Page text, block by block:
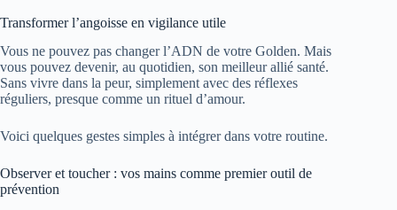
Transformer l’angoisse en vigilance utile
Vous ne pouvez pas changer l’ADN de votre Golden. Mais
vous pouvez devenir, au quotidien, son meilleur allié santé.
Sans vivre dans la peur, simplement avec des réflexes
réguliers, presque comme un rituel d’amour.
Voici quelques gestes simples à intégrer dans votre routine.
Observer et toucher : vos mains comme premier outil de
prévention